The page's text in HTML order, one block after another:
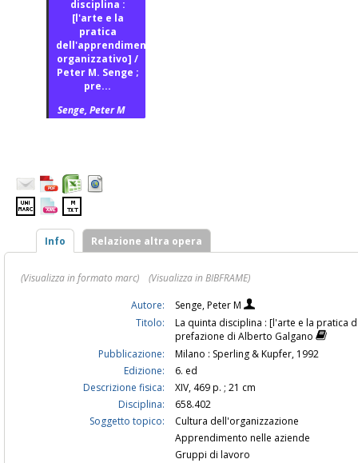
disciplina :
[l'arte e la
pratica
dell'apprendimento
organizzativo] /
Peter M. Senge ;
pre...
Senge, Peter M
Info Relazione altra opera
(Visualizza in formato marc)
(Visualizza in BIBFRAME)
Autore:
Senge, Peter M
Titolo:
La quinta disciplina : [l'arte e la pratica
prefazione di Alberto Galgano
Pubblicazione:
Milano : Sperling & Kupfer, 1992
Edizione:
6. ed
Descrizione fisica:
XIV, 469 p. ; 21 cm
Disciplina:
658.402
Soggetto topico:
Cultura dell'organizzazione
Apprendimento nelle aziende
Gruppi di lavoro